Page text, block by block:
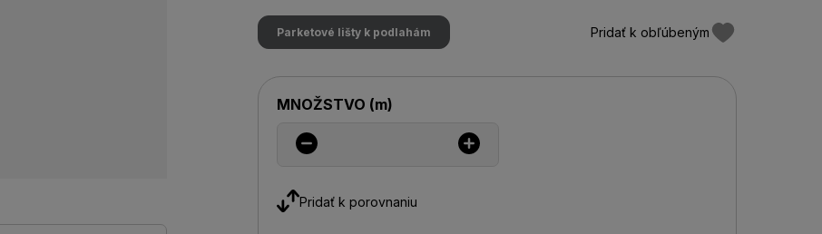
Parketové lišty k podlahám Pridať k obľúbeným
MNOŽSTVO (m)
Pridať k porovnaniu